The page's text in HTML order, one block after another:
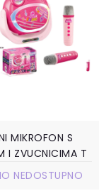
MIKROFON S
I ZVUCNICIMA T
NEDOSTUPNO